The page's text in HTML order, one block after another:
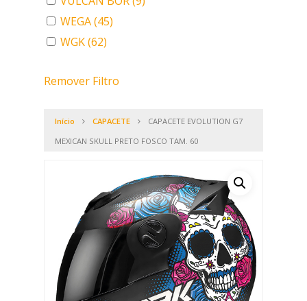
WEGA(45)
WGK(62)
Remover Filtro
Início CAPACETE
CAPACETE EVOLUTION G7
MEXICAN SKULL PRETO FOSCO TAM. 60